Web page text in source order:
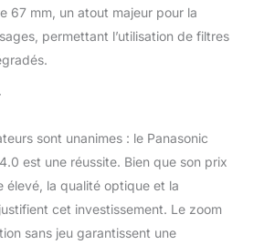
67 mm, un atout majeur pour la
permettant l’utilisation de filtres
sont unanimes : le Panasonic
est une réussite. Bien que son prix
élevé, la qualité optique et la
cet investissement. Le zoom
sans jeu garantissent une